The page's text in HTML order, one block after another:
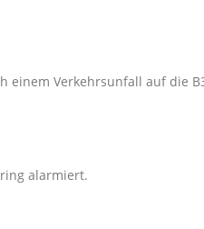
einem Verkehrsunfall auf die
alarmiert.